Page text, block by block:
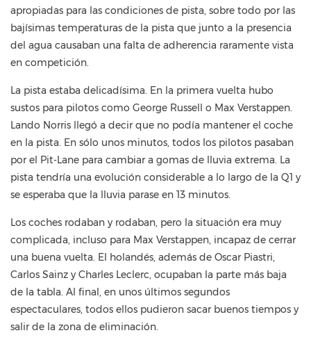
apropiadas para las condiciones de pista, sobre todo por las
bajísimas temperaturas de la pista que junto a la presencia
del agua causaban una falta de adherencia raramente vista
en competición.
La pista estaba delicadísima. En la primera vuelta hubo
sustos para pilotos como George Russell o Max Verstappen.
Lando Norris llegó a decir que no podía mantener el coche
en la pista. En sólo unos minutos, todos los pilotos pasaban
por el Pit-Lane para cambiar a gomas de lluvia extrema. La
pista tendría una evolución considerable a lo largo de la Q1 y
se esperaba que la lluvia parase en 13 minutos.
Los coches rodaban y rodaban, pero la situación era muy
complicada, incluso para Max Verstappen, incapaz de cerrar
una buena vuelta. El holandés, además de Oscar Piastri,
Carlos Sainz y Charles Leclerc, ocupaban la parte más baja
de la tabla. Al final, en unos últimos segundos
espectaculares, todos ellos pudieron sacar buenos tiempos y
salir de la zona de eliminación.